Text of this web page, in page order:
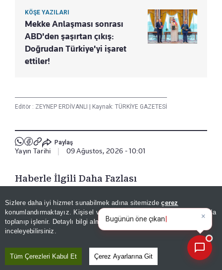
Sizlere daha iyi hizmet sunabilmek adına sitemizdeçerez
konumlandırmaktayız. Kişisel verileriniz, KVKK ve GDPR kapsamında
toplanıp işlenir. Detaylı bilgi almak içinAydınlatma Metnimizi
inceleyebilirsiniz.
Tüm Çerezleri Kabul Et Çerez Ayarlarına Git
KÖŞE YAZILARI
Mekke Anlaşması sonrası
ABD'den şaşırtan çıkış:
Doğrudan Türkiye'yi işaret
ettiler!
Editör : ZEYNEP ERDİVANLI Kaynak: TÜRKİYE GAZETESİ
Paylaş
Yayın Tarihi 09 Ağustos, 2026 - 10:01
Haberle İlgili Daha Fazlası
×
Bugünün öne çıkan manşetleri
ve gelişmeleri neler?